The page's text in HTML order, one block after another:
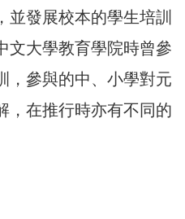
並發展校本的學生培訓
文大學教育學院時曾參
，參與的中、小學對元
，在推行時亦有不同的